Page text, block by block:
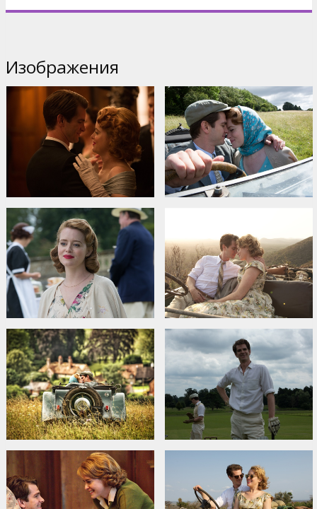
Изображения